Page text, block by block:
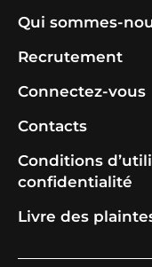
Qui sommes-
Recrutement
Connectez-vous
Contacts
Conditions
confidentialité
Livre des